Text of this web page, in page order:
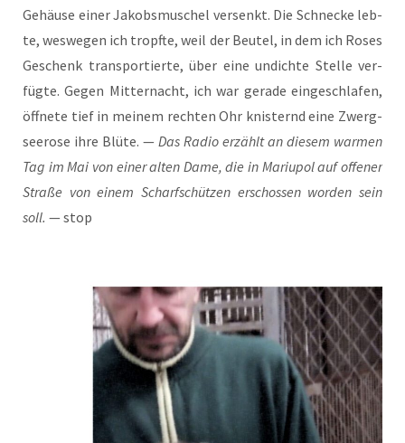
Gehäu­se einer Jakobs­mu­schel ver­senkt. Die Schne­cke leb­
te, wes­we­gen ich tropf­te, weil der Beu­tel, in dem ich Roses
Geschenk trans­por­tier­te, über eine undich­te Stel­le ver­
füg­te. Gegen Mit­ter­nacht, ich war gera­de ein­ge­schla­fen,
öff­ne­te tief in mei­nem rech­ten Ohr knis­ternd eine Zwerg­
see­ro­se ihre Blü­te. — Das Radio erzählt an die­sem war­men
Tag im Mai von einer alten Dame, die in Mariu­pol auf offe­ner
Stra­ße von einem Scharf­schüt­zen erschos­sen wor­den sein
soll. — stop